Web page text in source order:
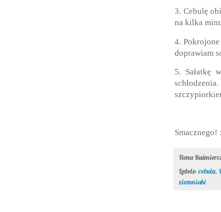
3. Cebulę
na kilka
4. Pokrojone
doprawiam
5. Sałatkę
Smacznego!
Ilona
Labels: cebula,
ziemniaki